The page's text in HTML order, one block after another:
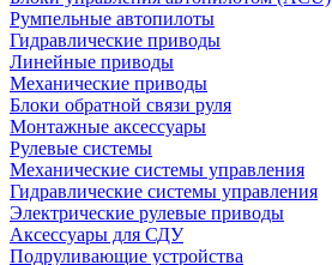
Румпельные автопилоты
Гидравлические приводы
Линейные приводы
Механические приводы
Блоки обратной связи руля
Монтажные аксессуары
Рулевые системы
Механические системы управления
Гидравлические системы управления
Электрические рулевые приводы
Аксессуары для СДУ
Подруливающие устройства